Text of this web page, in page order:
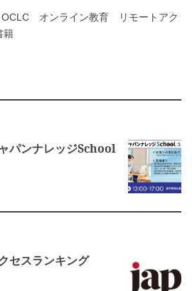
OCLC オンライン教育
リモートアク
籍
パンナレッジSchool
セスランキング